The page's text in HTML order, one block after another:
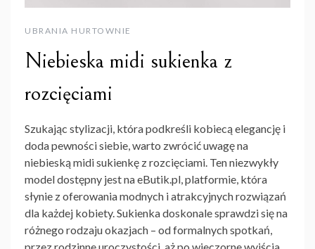
UBRANIA HURTOWNIE
Niebieska midi sukienka z
rozcięciami
Szukając stylizacji, która podkreśli kobiecą elegancję i
doda pewności siebie, warto zwrócić uwagę na
niebieską midi sukienkę z rozcięciami. Ten niezwykły
model dostępny jest na eButik.pl, platformie, która
słynie z oferowania modnych i atrakcyjnych rozwiązań
dla każdej kobiety. Sukienka doskonale sprawdzi się na
różnego rodzaju okazjach – od formalnych spotkań,